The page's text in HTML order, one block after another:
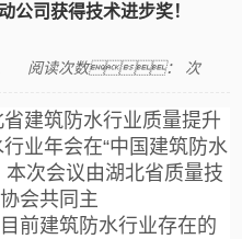
司获得技术进步奖！
阅读次数： 次
筑防水行业质量提升
业年会在“中国建筑防水
次会议由湖北省质量技
会共同主
建筑防水行业存在的